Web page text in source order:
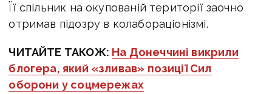
Її спільник на окупованій території заочно
отримав підозру в колабораціонізмі.
ЧИТАЙТЕ ТАКОЖ: На Донеччині викрили
блогера, який «зливав» позиції Сил
оборони у соцмережах